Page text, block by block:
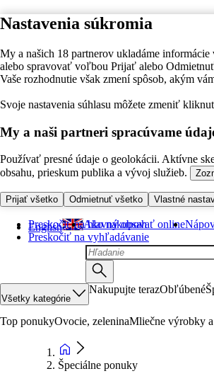
Nastavenia súkromia
My a našich 18 partnerov ukladáme
alebo spravovať voľbou Prijať alebo
Vaše rozhodnutie však zmení spôsob, akým
Svoje nastavenia súhlasu môžete zmeniť
My a naši partneri spracúvame
Používať presné údaje o geolokácii. Aktívne
obsahu, prieskum publika a vývoj služieb.
Prijať všetko Odmietnuť všetko Vlastné
Preskočiť na hlavný obsah
Preskočiť na vyhľadávanie
English Ako nakupovať online
Všetky kategórie
Nakupujte terazObľúbené
Top ponukyOvocie, zeleninaMliečne výrobky
Špeciálne ponuky